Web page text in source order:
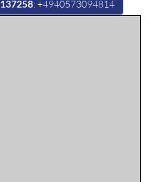
137258: +4940573094814